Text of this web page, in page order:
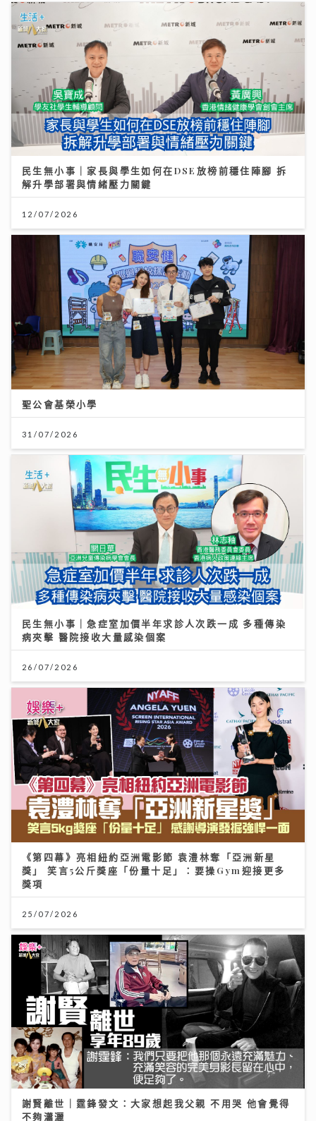
民生無小事｜家長與學生如何在DSE放榜前穩住陣腳 拆
解升學部署與情緒壓力關鍵
12/07/2026
聖公會基榮小學
31/07/2026
民生無小事｜急症室加價半年求診人次跌一成 多種傳染
病夾擊 醫院接收大量感染個案
26/07/2026
《第四幕》亮相紐約亞洲電影節 袁澧林奪「亞洲新星
獎」 笑言5公斤獎座「份量十足」：要操Gym迎接更多
獎項
25/07/2026
謝賢離世｜霆鋒發文：大家想起我父親 不用哭 他會覺得
不夠瀟灑